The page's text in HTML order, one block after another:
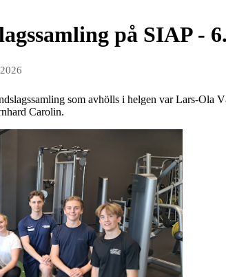
på SIAP -
som avhölls i helgen var Lars-Ola
Carolin.